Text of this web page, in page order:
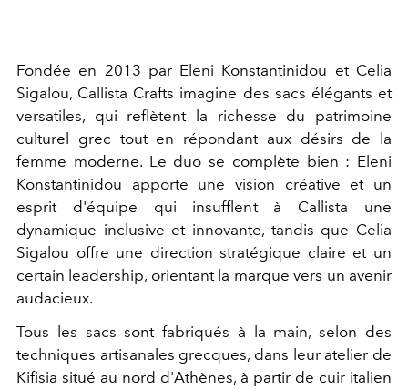
Fondée en 2013 par Eleni Konstantinidou et Celia
Sigalou, Callista Crafts imagine des sacs élégants et
versatiles, qui reflètent la richesse du patrimoine
culturel grec tout en répondant aux désirs de la
femme moderne. Le duo se complète bien : Eleni
Konstantinidou apporte une vision créative et un
esprit d'équipe qui insufflent à Callista une
dynamique inclusive et innovante, tandis que Celia
Sigalou offre une direction stratégique claire et un
certain leadership, orientant la marque vers un avenir
audacieux.
Tous les sacs sont fabriqués à la main, selon des
techniques artisanales grecques, dans leur atelier de
Kifisia situé au nord d'Athènes, à partir de cuir italien